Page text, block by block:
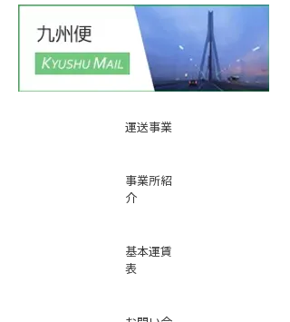
運送事業
事業所紹
介
基本運賃
表